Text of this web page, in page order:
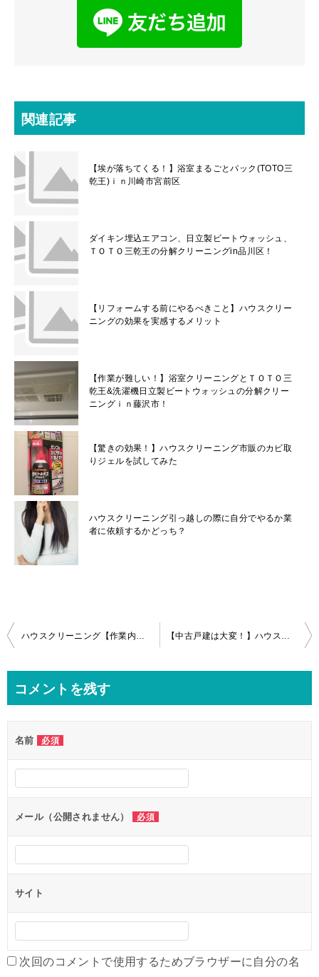
関連記事
【埃が落ちてくる！】浴室まるごとパック(TOTO三
乾王)ｉｎ川崎市宮前区
ダイキン埋込エアコン、日立製ビートウォッシュ、
ＴＯＴＯ三乾王の分解クリーニングin品川区！
【リフォームする前にやるべきこと】ハウスクリー
ニングの効果を実感するメリット
【作業が難しい！】浴室クリーニングとＴＯＴＯ三
乾王&洗濯機日立製ビートウォッシュの分解クリー
ニングｉｎ藤沢市！
【驚きの効果！】ハウスクリーニング市販のカビ取
りジェルを試してみた
ハウスクリーニング引っ越しの際に自分でやるか業
者に依頼するかどっち？
投
ビ
ー
シ
ョ
ン
コメントを残す
名前 必須
メール（公開されません） 必須
サイト
次回のコメントで使用するためブラウザーに自分の名